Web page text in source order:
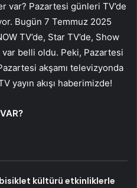
var? Pazartesi günleri TV’de
Bugün 7 Temmuz 2025
TV’de, Star TV’de, Show
var belli oldu. Peki, Pazartesi
akşamı televizyonda
yayın akışı haberimizde!
kültürü etkinliklerle